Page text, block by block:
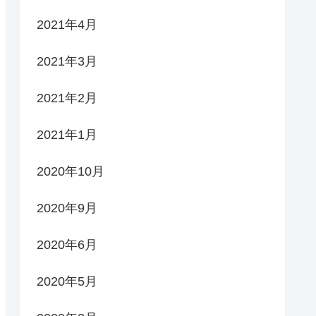
2021年4月
2021年3月
2021年2月
2021年1月
2020年10月
2020年9月
2020年6月
2020年5月